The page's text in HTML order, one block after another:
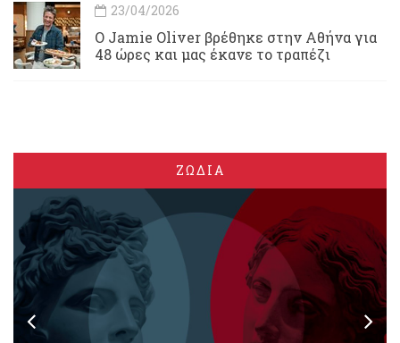
23/04/2026
Ο Jamie Oliver βρέθηκε στην Αθήνα για
48 ώρες και μας έκανε το τραπέζι
ΖΩΔΙΑ